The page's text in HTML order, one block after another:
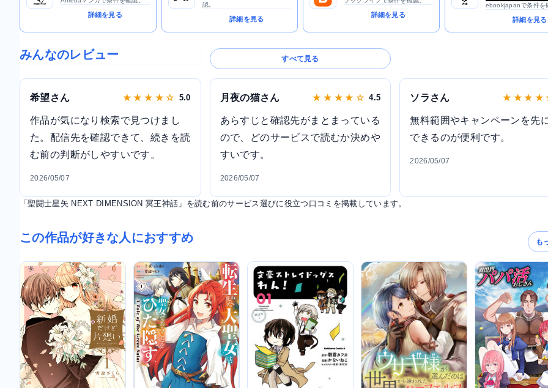
詳細を見る
認。
詳細を見る
詳細を見る
ebookjapanで条件を
詳細を見る
みんなのレビュー すべて見る
希望さん ★ ★ ★ ★ ☆ 5.0
作品が気になり検索で見つけまし
た。配信先を確認できて、続きを読
む前の判断がしやすいです。
2026/05/07
月夜の猫さん ★ ★ ★ ★ ☆ 4.5
あらすじと確認先がまとまっている
ので、どのサービスで読むか決めや
すいです。
2026/05/07
ソラさん ★ ★ ★ ★
無料範囲やキャンペーンを先
できるのが便利です。
2026/05/07
「聖闘士星矢 NEXT DIMENSION 冥王神話」を読む前のサービス選びに役立つ口コミを掲載しています。
この作品が好きな人におすすめ も